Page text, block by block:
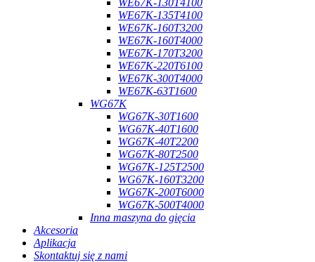
WE67K-130T4100
WE67K-135T4100
WE67K-160T3200
WE67K-160T4000
WE67K-170T3200
WE67K-220T6100
WE67K-300T4000
WE67K-63T1600
WG67K
WG67K-30T1600
WG67K-40T1600
WG67K-40T2200
WG67K-80T2500
WG67K-125T2500
WG67K-160T3200
WG67K-200T6000
WG67K-500T4000
Inna maszyna do gięcia
Akcesoria
Aplikacja
Skontaktuj się z nami